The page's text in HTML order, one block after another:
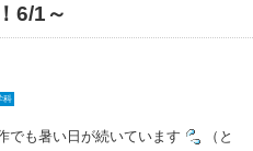
6/1～
科
でも暑い日が続いています
（と